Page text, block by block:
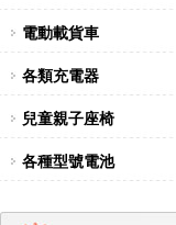
電動載貨車
各類充電器
兒童親子座椅
各種型號電池